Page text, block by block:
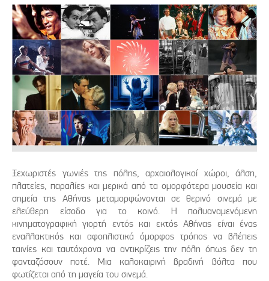
Ξεχωριστές γωνιές της πόλης, αρχαιολογικοί χώροι, άλση,
πλατείες, παραλίες και μερικά από τα ομορφότερα μουσεία και
σημεία της Αθήνας μεταμορφώνονται σε θερινό σινεμά με
ελεύθερη είσοδο για το κοινό. Η πολυαναμενόμενη
κινηματογραφική γιορτή εντός και εκτός Αθήνας είναι ένας
εναλλακτικός και αφοπλιστικά όμορφος τρόπος να βλέπεις
ταινίες και ταυτόχρονα να αντικρίζεις την πόλη όπως δεν τη
φανταζόσουν ποτέ. Μια καλοκαιρινή βραδινή βόλτα που
φωτίζεται από τη μαγεία του σινεμά.